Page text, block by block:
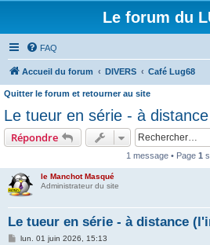
Le forum du
FAQ
Accueil du forum DIVERS Café Lug68
Quitter le forum et retourner au site
Le tueur en série - à
Répondre
1 message • Page 1
le Manchot Masqué
Administrateur du site
Le tueur en série - à distance
Mlun. 01 juin 2026, 15:13